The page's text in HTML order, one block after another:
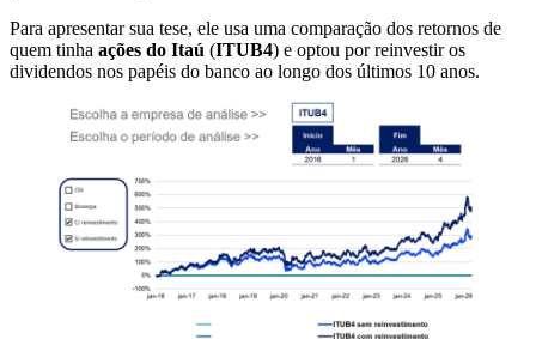
Para apresentar sua tese, ele usa uma comparação dos retornos de
quem tinha ações do Itaú (ITUB4) e optou por reinvestir os
dividendos nos papéis do banco ao longo dos últimos 10 anos.